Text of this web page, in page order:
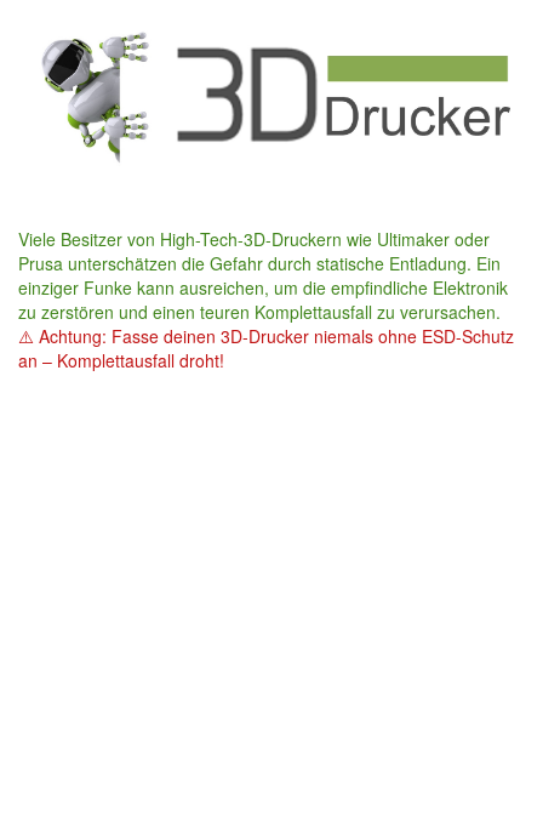
content
Viele Besitzer von High-Tech-3D-Druckern wie Ultimaker oder
Prusa unterschätzen die Gefahr durch statische Entladung. Ein
einziger Funke kann ausreichen, um die empfindliche Elektronik
zu zerstören und einen teuren Komplettausfall zu verursachen.
⚠️ Achtung: Fasse deinen 3D-Drucker niemals ohne ESD-Schutz
an – Komplettausfall droht!